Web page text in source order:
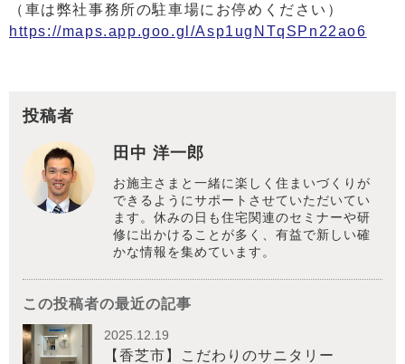
（車は弊社事務所の駐車場にお停めください）
https://maps.app.goo.gl/Asp1ugNTqSPn22ao6
投稿者
田中 洋一郎
お施主さまと一緒に楽しく住まいづくりが
できるようにサポートさせていただいてい
ます。休みの日も住宅関連のセミナーや研
修に出かけることが多く、有益で新しい確
かな情報を集めています。
この投稿者の最近の記事
2025.12.19
【香芝市】こだわりのサニタリー